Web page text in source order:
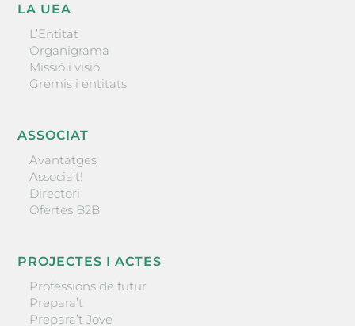
LA UEA
L’Entitat
Organigrama
Missió i visió
Gremis i entitats
ASSOCIAT
Avantatges
Associa’t!
Directori
Ofertes B2B
PROJECTES I ACTES
Professions de futur
Prepara’t
Prepara’t Jove